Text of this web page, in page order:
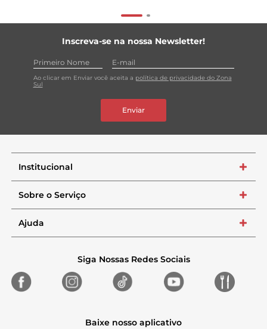
Inscreva-se na nossa Newsletter!
Ao clicar em Enviar você aceita a política de privacidade do Zona
Sul
Enviar
Institucional +
Sobre o Serviço +
Ajuda +
Siga Nossas Redes Sociais
Baixe nosso aplicativo